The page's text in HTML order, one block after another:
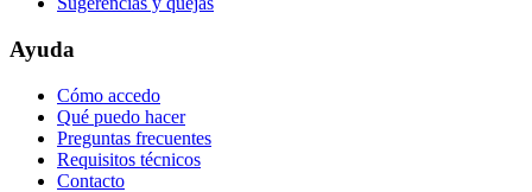
Ayuda
Cómo accedo
Qué puedo hacer
Preguntas frecuentes
Requisitos técnicos
Contacto